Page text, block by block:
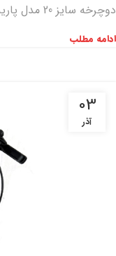
دوچرخه سایز 20 مدل پاریس به دلیل داشتن طوقه‌های آلومینیومی و زین با کیفیت و ترمزبندی با کیفیت انتخاب مناسبی
ادامه مطلب
03
آذر